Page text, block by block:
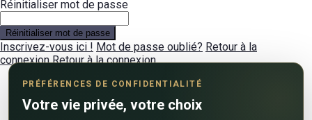
PRÉFÉRENCES DE CONFIDENTIALITÉ
Votre vie privée, votre choix
Réinitialiser mot de passe
Réinitialiser mot de passe
Inscrivez-vous ici ! Mot de passe oublié? Retour à la
connexion Retour à la connexion